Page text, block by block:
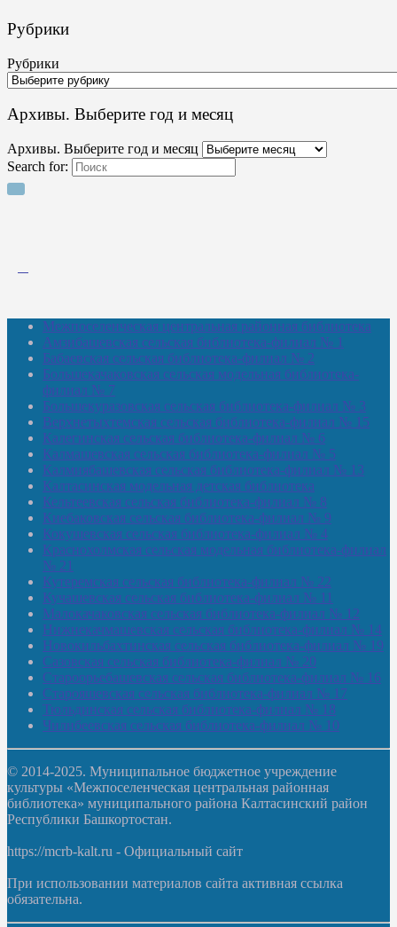
Рубрики
Рубрики
Архивы. Выберите год и месяц
Архивы. Выберите год и месяц
Search for:
Межпоселенческая центральная районная библиотека
Амзибашевская сельская библиотека-филиал № 1
Бабаевская сельская библиотека-филиал № 2
Большекачаковская сельская модельная библиотека-
филиал № 7
Большекуразовская сельская библиотека-филиал № 3
Верхнетыхтемская сельская библиотека-филиал № 15
Калегинская сельская библиотека-филиал № 6
Калмашевская сельская библиотека-филиал № 5
Калмиябашевская сельская библиотека-филиал № 13
Калтасинская модельная детская библиотека
Кельтеевская сельская библиотека-филиал № 8
Киебаковская сельская библиотека-филиал № 9
Кокушевская сельская библиотека-филиал № 4
Краснохолмская сельская модельная библиотека-филиал
№ 21
Кутеремская сельская библиотека-филиал № 22
Кучашевская сельская библиотека-филиал № 11
Малокачаковская сельская библиотека-филиал № 12
Нижнекачмашевская сельская библиотека-филиал № 14
Новокильбахтинская сельская библиотека-филиал № 19
Сазовская сельская библиотека-филиал № 20
Староорьебашевская сельская библиотека-филиал № 16
Старояшевская сельская библиотека-филиал № 17
Тюльдинская сельская библиотека-филиал № 18
Чилибеевская сельская библиотека-филиал № 10
© 2014-2025. Муниципальное бюджетное учреждение
культуры «Межпоселенческая центральная районная
библиотека» муниципального района Калтасинский район
Республики Башкортостан.
https://mcrb-kalt.ru - Официальный сайт
При использовании материалов сайта активная ссылка
обязательна.